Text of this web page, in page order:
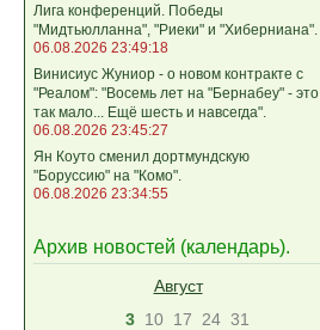
Лига кoнференций. Победы
"Мидтьюлланна", "Риеки" и "Хиберниана".
06.08.2026 23:49:18
Винисиус Жуниор - о новом контракте с
"Реалом": "Восемь лет на "Бернабеу" - это
так мало... Ещё шесть и навсегда".
06.08.2026 23:45:27
Ян Коуто сменил дортмундскую
"Боруссию" на "Комо".
06.08.2026 23:34:55
Архив новостей (календарь).
Август
3 10 17 24 31